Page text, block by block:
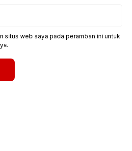
situs web saya pada peramban ini untuk